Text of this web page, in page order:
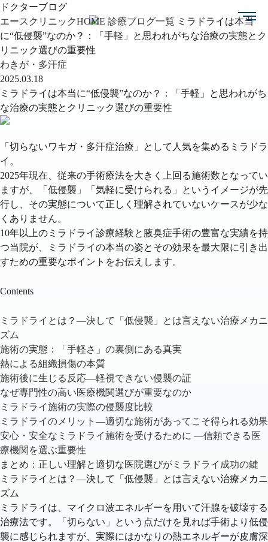
ドクターブログ
エースクリニックHOME 診療ブログ一覧 ミラドライは本当
に“低侵襲”なのか？：「手軽」と思われがちな治療の実態とク
リニック選びの重要性
わきが・多汗症
2025.03.18
ミラドライは本当に“低侵襲”なのか？：「手軽」と思われがち
な治療の実態とクリニック選びの重要性
「切らないワキガ・多汗症治療」として人気を集める ミラドラ
イ 。
2025年現在、従来の手術療法を大きく上回る施術数となってい
ますが、「低侵襲」「気軽に受けられる」というイメージが先
行し、その実態について正しく理解されていないケースが少な
くありません。
10年以上のミラドライ診療経験と腋臭症手術の豊富な実績を持
つ当院が、ミラドライの本当の姿とその効果を最大限に引き出
すための重要なポイントをお伝えします。
Contents
ミラドライとは？—決して「低侵襲」とは言えない治療メカニ
ズム
施術の実態：「手軽さ」の裏側にある真実
熱による組織損傷の本質
施術後に生じる反応—軽視できない侵襲の証
なぜ専門性の高い医療機関選びが重要なのか
ミラドライ施術の実際の侵襲度比較
ミラドライのメリット—適切な施術があってこそ得られる効果
安心・安全なミラドライ施術を受けるために —信頼できる医
療機関を選ぶ重要性
まとめ：正しい理解と適切な医院選びがミラドライ成功の鍵
ミラドライとは？—決して「低侵襲」とは言えない治療メカニ
ズム
ミラドライは、 マイクロ波エネルギーを用いて汗腺を破壊する
治療法です。「切らない」という点だけを見れば手術より低侵
襲に感じられますが、実際にはかなりの熱エネルギーが皮膚深